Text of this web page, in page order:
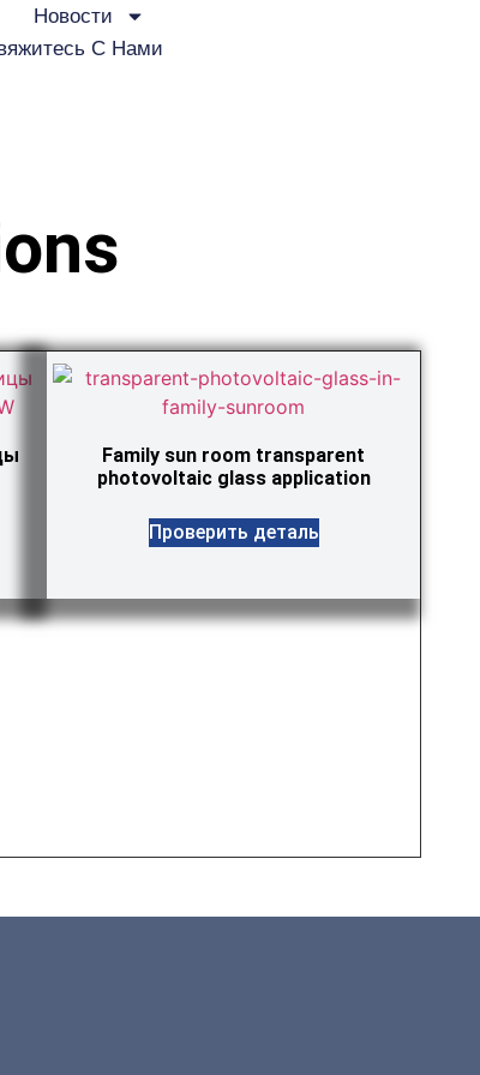
Новости
С Нами
Family sun room transparent
photovoltaic glass application
Проверить деталь